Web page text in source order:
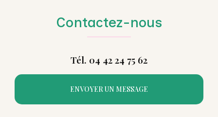
Contactez-nous
Tél. 04 42 24 75 62
ENVOYER UN MESSAGE